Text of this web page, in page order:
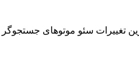
تغییرات سئو موتوهای